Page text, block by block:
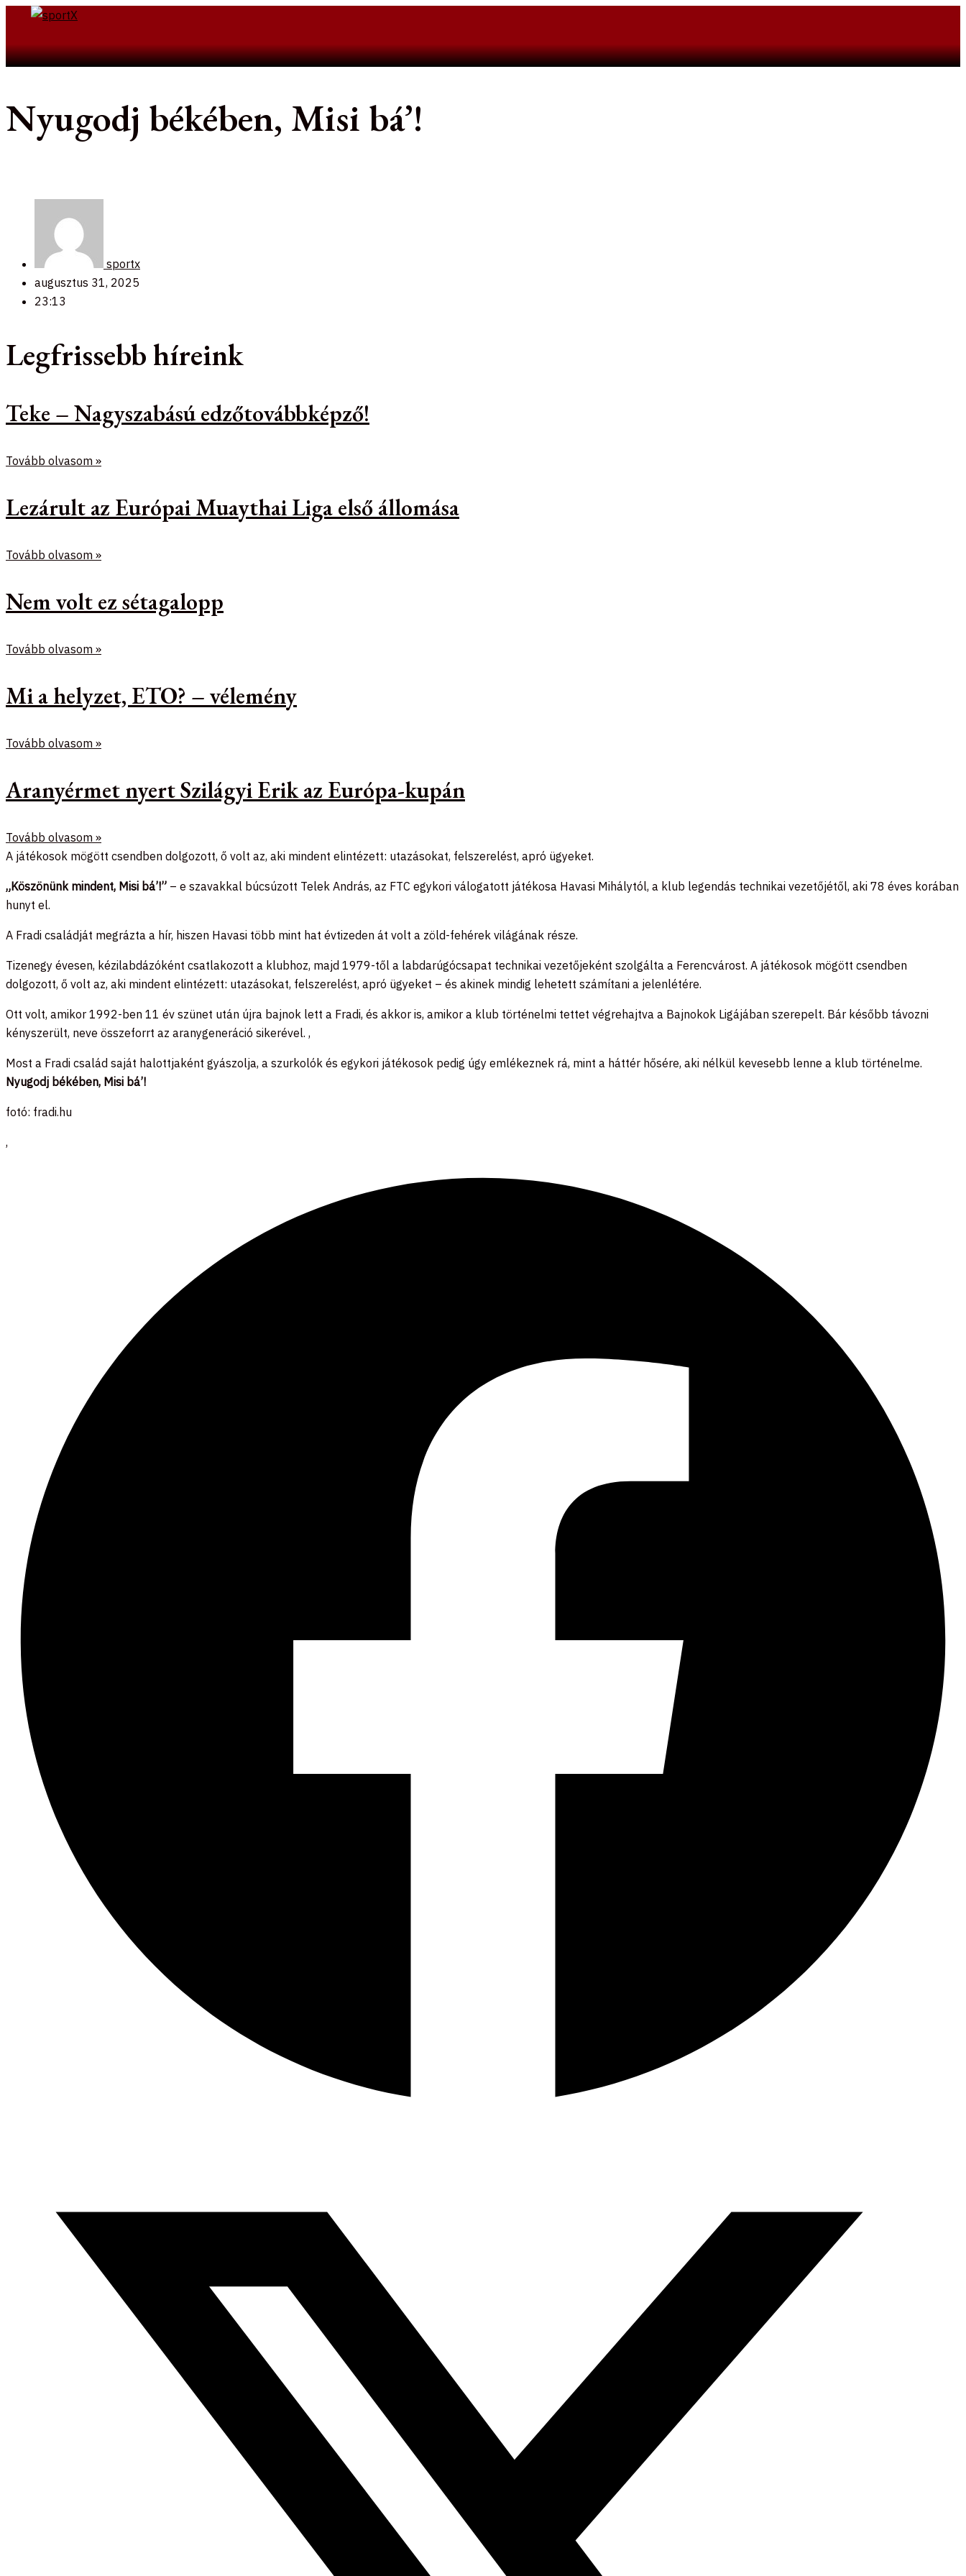
Skip
contentSearch
Nyugodj békében, Misi bá’!
sportx
augusztus 31, 2025
23:13
Legfrissebb híreink
Teke – Nagyszabású edzőtovábbképző!
Tovább olvasom »
Lezárult az Európai Muaythai Liga első állomása
Tovább olvasom »
Nem volt ez sétagalopp
Tovább olvasom »
Mi a helyzet, ETO? – vélemény
Tovább olvasom »
Aranyérmet nyert Szilágyi Erik az Európa-kupán
Tovább olvasom »
A játékosok mögött csendben dolgozott, ő volt az, aki mindent elintézett: utazásokat, felszerelést, apró ügyeket.
„Köszönünk mindent, Misi bá’!” – e szavakkal búcsúzott Telek András, az FTC egykori válogatott játékosa Havasi Mihálytól, a klub legendás technikai vezetőjétől, aki 78 éves korában
hunyt el.
A Fradi családját megrázta a hír, hiszen Havasi több mint hat évtizeden át volt a zöld-fehérek világának része.
Tizenegy évesen, kézilabdázóként csatlakozott a klubhoz, majd 1979-től a labdarúgócsapat technikai vezetőjeként szolgálta a Ferencvárost. A játékosok mögött csendben
dolgozott, ő volt az, aki mindent elintézett: utazásokat, felszerelést, apró ügyeket – és akinek mindig lehetett számítani a jelenlétére.
Ott volt, amikor 1992-ben 11 év szünet után újra bajnok lett a Fradi, és akkor is, amikor a klub történelmi tettet végrehajtva a Bajnokok Ligájában szerepelt. Bár később távozni
kényszerült, neve összeforrt az aranygeneráció sikerével. ,
Most a Fradi család saját halottjaként gyászolja, a szurkolók és egykori játékosok pedig úgy emlékeznek rá, mint a háttér hősére, aki nélkül kevesebb lenne a klub történelme.
Nyugodj békében, Misi bá’!
fotó: fradi.hu
,